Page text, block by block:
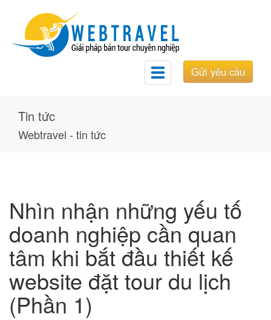
Gửi yêu cầu
Toggle
navigation
Tin tức
Webtravel - tin tức
Nhìn nhận những yếu tố
doanh nghiệp cần quan
tâm khi bắt đầu thiết kế
website đặt tour du lịch
(Phần 1)